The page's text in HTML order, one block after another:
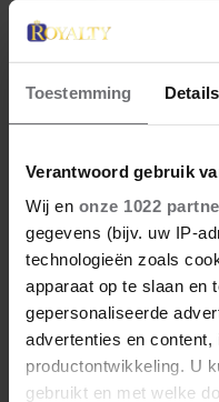
Toestemming Details
Verantwoord gebruik
Wij en onze 1022
gegevens (bijv. uw IP-
technologieën zoals
apparaat op te slaan en
gepersonaliseerde
advertenties en
productontwikkeling. U
gebruikt en met welke